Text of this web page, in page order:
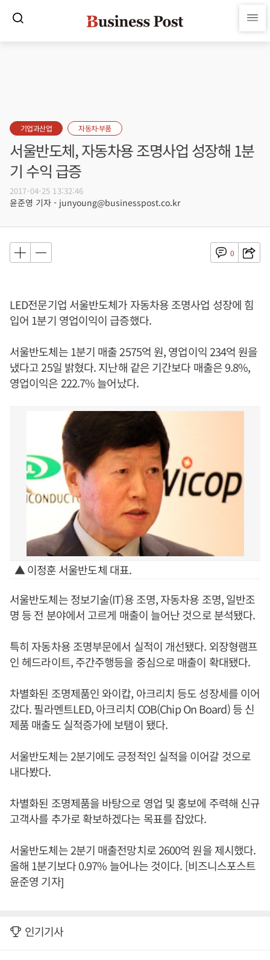
기업과산업 자동차·부품
서울반도체, 자동차용 조명사업 성장해 1분
기 수익 급증
2017-04-25 13:32:46
윤준영 기자 - junyoung@businesspost.co.kr
0
LED전문기업 서울반도체가 자동차용 조명사업 성장에 힘
입어 1분기 영업이익이 급증했다.
서울반도체는 1분기 매출 2575억 원, 영업이익 234억 원을
냈다고 25일 밝혔다. 지난해 같은 기간보다 매출은 9.8%,
영업이익은 222.7% 늘어났다.
▲ 이정훈 서울반도체 대표.
서울반도체는 정보기술(IT)용 조명, 자동차용 조명, 일반조
명 등 전 분야에서 고르게 매출이 늘어난 것으로 분석됐다.
특히 자동차용 조명부문에서 실적이 개선됐다. 외장형램프
인 헤드라이트, 주간주행등을 중심으로 매출이 확대됐다.
차별화된 조명제품인 와이캅, 아크리치 등도 성장세를 이어
갔다. 필라멘트LED, 아크리치 COB(Chip On Board) 등 신
제품 매출도 실적증가에 보탬이 됐다.
서울반도체는 2분기에도 긍정적인 실적을 이어갈 것으로
내다봤다.
차별화된 조명제품을 바탕으로 영업 및 홍보에 주력해 신규
고객사를 추가로 확보하겠다는 목표를 잡았다.
서울반도체는 2분기 매출전망치로 2600억 원을 제시했다.
올해 1분기보다 0.97% 늘어나는 것이다. [비즈니스포스트
윤준영 기자]
인기기사